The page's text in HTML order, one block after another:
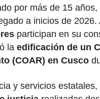
por más de 15 años,
a inicios de 2026.
participan en su
la edificación de un
(COAR) en Cusco
y servicios